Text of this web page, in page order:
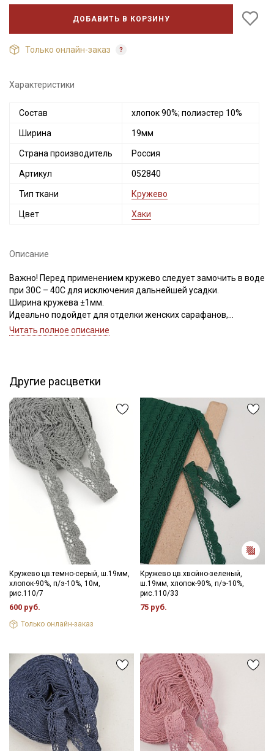
ДОБАВИТЬ В КОРЗИНУ
Только онлайн-заказ
Характеристики
Состав хлопок 90%; полиэстер 10%
Ширина 19мм
Страна производитель Россия
Артикул 052840
Тип ткани Кружево
Цвет Хаки
Описание
Важно! Перед применением кружево следует замочить в воде
при 30С – 40С для исключения дальнейшей усадки.
Ширина кружева ±1мм.
Идеально подойдет для отделки женских сарафанов,
платьев, юбок, рукавов.
Цветопередача может отличаться от оригинального цвета в
зависимости от настроек вашего монитора.
Читать полное описание
Другие расцветки
Кружево цв.темно-серый, ш.19мм,
хлопок-90%, п/э-10%, 10м,
рис.110/7
600 руб.
Только онлайн-заказ
Кружево цв.хвойно-зеленый,
ш.19мм, хлопок-90%, п/э-10%,
рис.110/33
75 руб.